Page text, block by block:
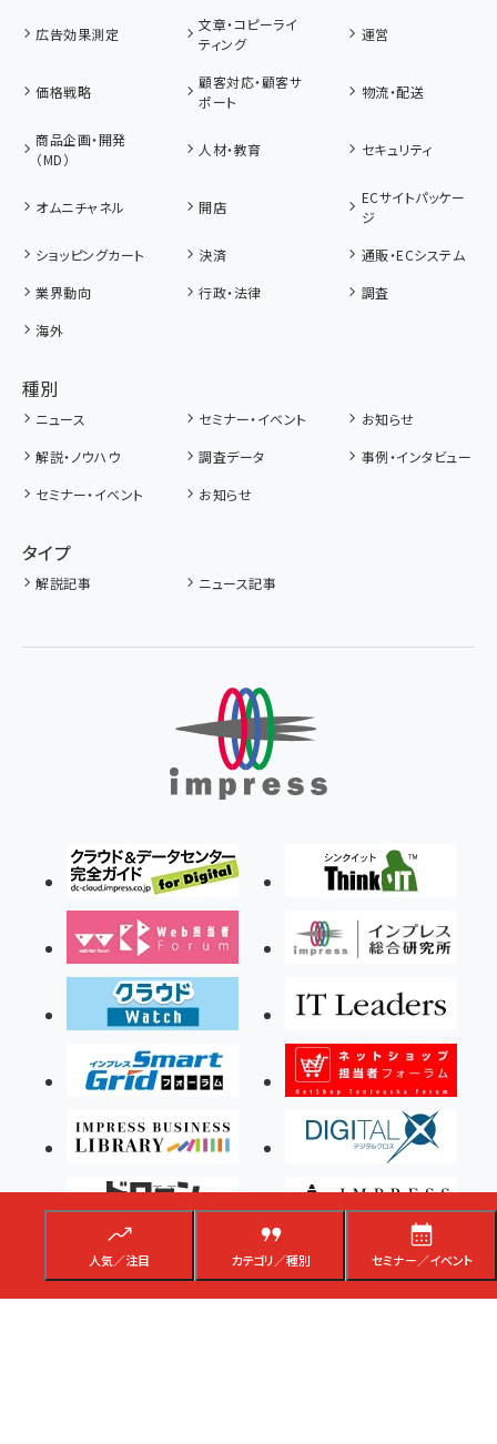
人気／注目 カテゴリ／種別 セミナー／イベント
広告効果測定
文章・コピーライ
ティング
運営
価格戦略
顧客対応・顧客サ
ポート
物流・配送
商品企画・開発
（MD）
人材・教育 セキュリティ
オムニチャネル 開店
ECサイトパッケー
ジ
ショッピングカート
決済
通販・ECシステム
業界動向
行政・法律
調査
海外
種別
ニュース セミナー・イベント
お知らせ
解説・ノウハウ
調査データ
事例・インタビュー
セミナー・イベント
お知らせ
タイプ
解説記事 ニュース記事